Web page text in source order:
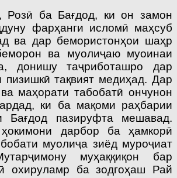
Розӣ ба Бағдод, ки он замон
фарҳанги исломӣ маҳсуб
ва дар бемористонҳои шаҳр
ва муолиҷаю муоинаи
донишу таҷриботашро дар
тақвият медиҳад. Дар
маҳорати табобатӣ ончунон
ки ба мақоми раҳбарии
Бағдод пазируфта мешавад.
дарбор ба ҳамкорӣ
муолиҷа зиёд муроҷиат
муҳаққиқон бар
охируламр ба зодгоҳаш Рай